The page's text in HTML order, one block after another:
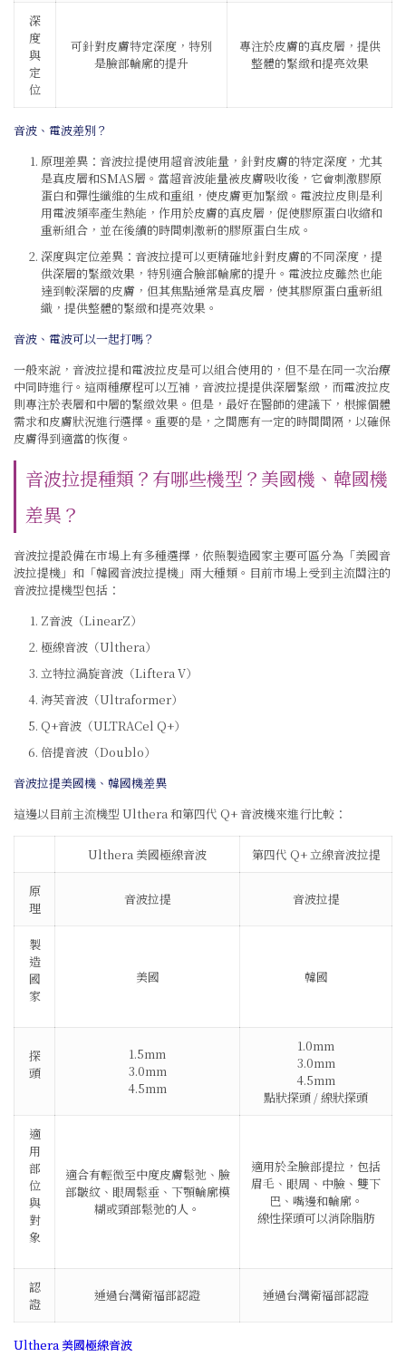
深
度
與
定
位
可針對皮膚特定深度，特別
是臉部輪廓的提升
專注於皮膚的真皮層，提供
整體的緊緻和提亮效果
音波、電波差別？
原理差異：音波拉提使用超音波能量，針對皮膚的特定深度，尤其
是真皮層和SMAS層。當超音波能量被皮膚吸收後，它會刺激膠原
蛋白和彈性纖維的生成和重組，使皮膚更加緊緻。電波拉皮則是利
用電波頻率產生熱能，作用於皮膚的真皮層，促使膠原蛋白收縮和
重新組合，並在後續的時間刺激新的膠原蛋白生成。
深度與定位差異：音波拉提可以更精確地針對皮膚的不同深度，提
供深層的緊緻效果，特別適合臉部輪廓的提升。電波拉皮雖然也能
達到較深層的皮膚，但其焦點通常是真皮層，使其膠原蛋白重新組
織，提供整體的緊緻和提亮效果。
音波、電波可以一起打嗎？
一般來說，音波拉提和電波拉皮是可以組合使用的，但不是在同一次治療
中同時進行。這兩種療程可以互補，音波拉提提供深層緊緻，而電波拉皮
則專注於表層和中層的緊緻效果。但是，最好在醫師的建議下，根據個體
需求和皮膚狀況進行選擇。重要的是，之間應有一定的時間間隔，以確保
皮膚得到適當的恢復。
音波拉提種類？有哪些機型？美國機、韓國機
差異？
音波拉提設備在市場上有多種選擇，依照製造國家主要可區分為「美國音
波拉提機」和「韓國音波拉提機」兩大種類。目前市場上受到主流關注的
音波拉提機型包括：
Z音波 （LinearZ）
極線音波（Ulthera）
立特拉渦旋音波（Liftera V）
海芙音波（Ultraformer）
Q+音波（ULTRACel Q+）
倍提音波（Doublo）
音波拉提美國機、韓國機差異
這邊以目前主流機型 Ulthera 和第四代 Q+ 音波機來進行比較：
Ulthera 美國極線音波 第四代 Q+ 立線音波拉提
原
理
音波拉提 音波拉提
製
造
國
家
美國 韓國
探
頭
1.5mm
3.0mm
4.5mm
1.0mm
3.0mm
4.5mm
點狀探頭 / 線狀探頭
適
用
部
位
與
對
象
適合有輕微至中度皮膚鬆弛、臉
部皺紋、眼周鬆垂、 下顎輪廓模
糊或頸部鬆弛的人。
適用於全臉部提拉，包括
眉毛、眼周、中臉、雙下
巴、嘴邊和輪廓。
線性探頭可以消除脂肪
認
證
通過台灣衛福部認證 通過台灣衛福部認證
Ulthera 美國極線音波